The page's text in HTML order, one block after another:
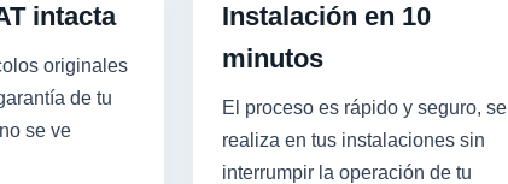
intacta
originales
de tu
se ve
Instalación en 10
minutos
El proceso es rápido y seguro, se
realiza en tus instalaciones sin
interrumpir la operación de tu